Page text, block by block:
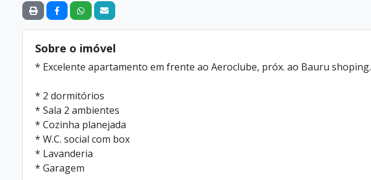
Sobre o imóvel
* Excelente apartamento em frente ao Aeroclube, próx. ao Bauru shoping.
* 2 dormitórios
* Sala 2 ambientes
* Cozinha planejada
* W.C. social com box
* Lavanderia
* Garagem